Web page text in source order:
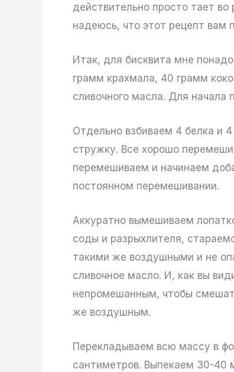
действительно просто тает
надеюсь, что этот рецепт вам
Итак, для бисквита мне
грамм крахмала, 40 грамм
сливочного масла. Для начала
Отдельно взбиваем 4 белка и
стружку. Все хорошо
перемешиваем и начинаем
постоянном перемешивании.
Аккуратно вымешиваем
соды и разрыхлителя,
такими же воздушными и не
сливочное масло. И, как вы
непромешанным, чтобы
же воздушным.
Перекладываем всю массу в
сантиметров. Выпекаем 30-40